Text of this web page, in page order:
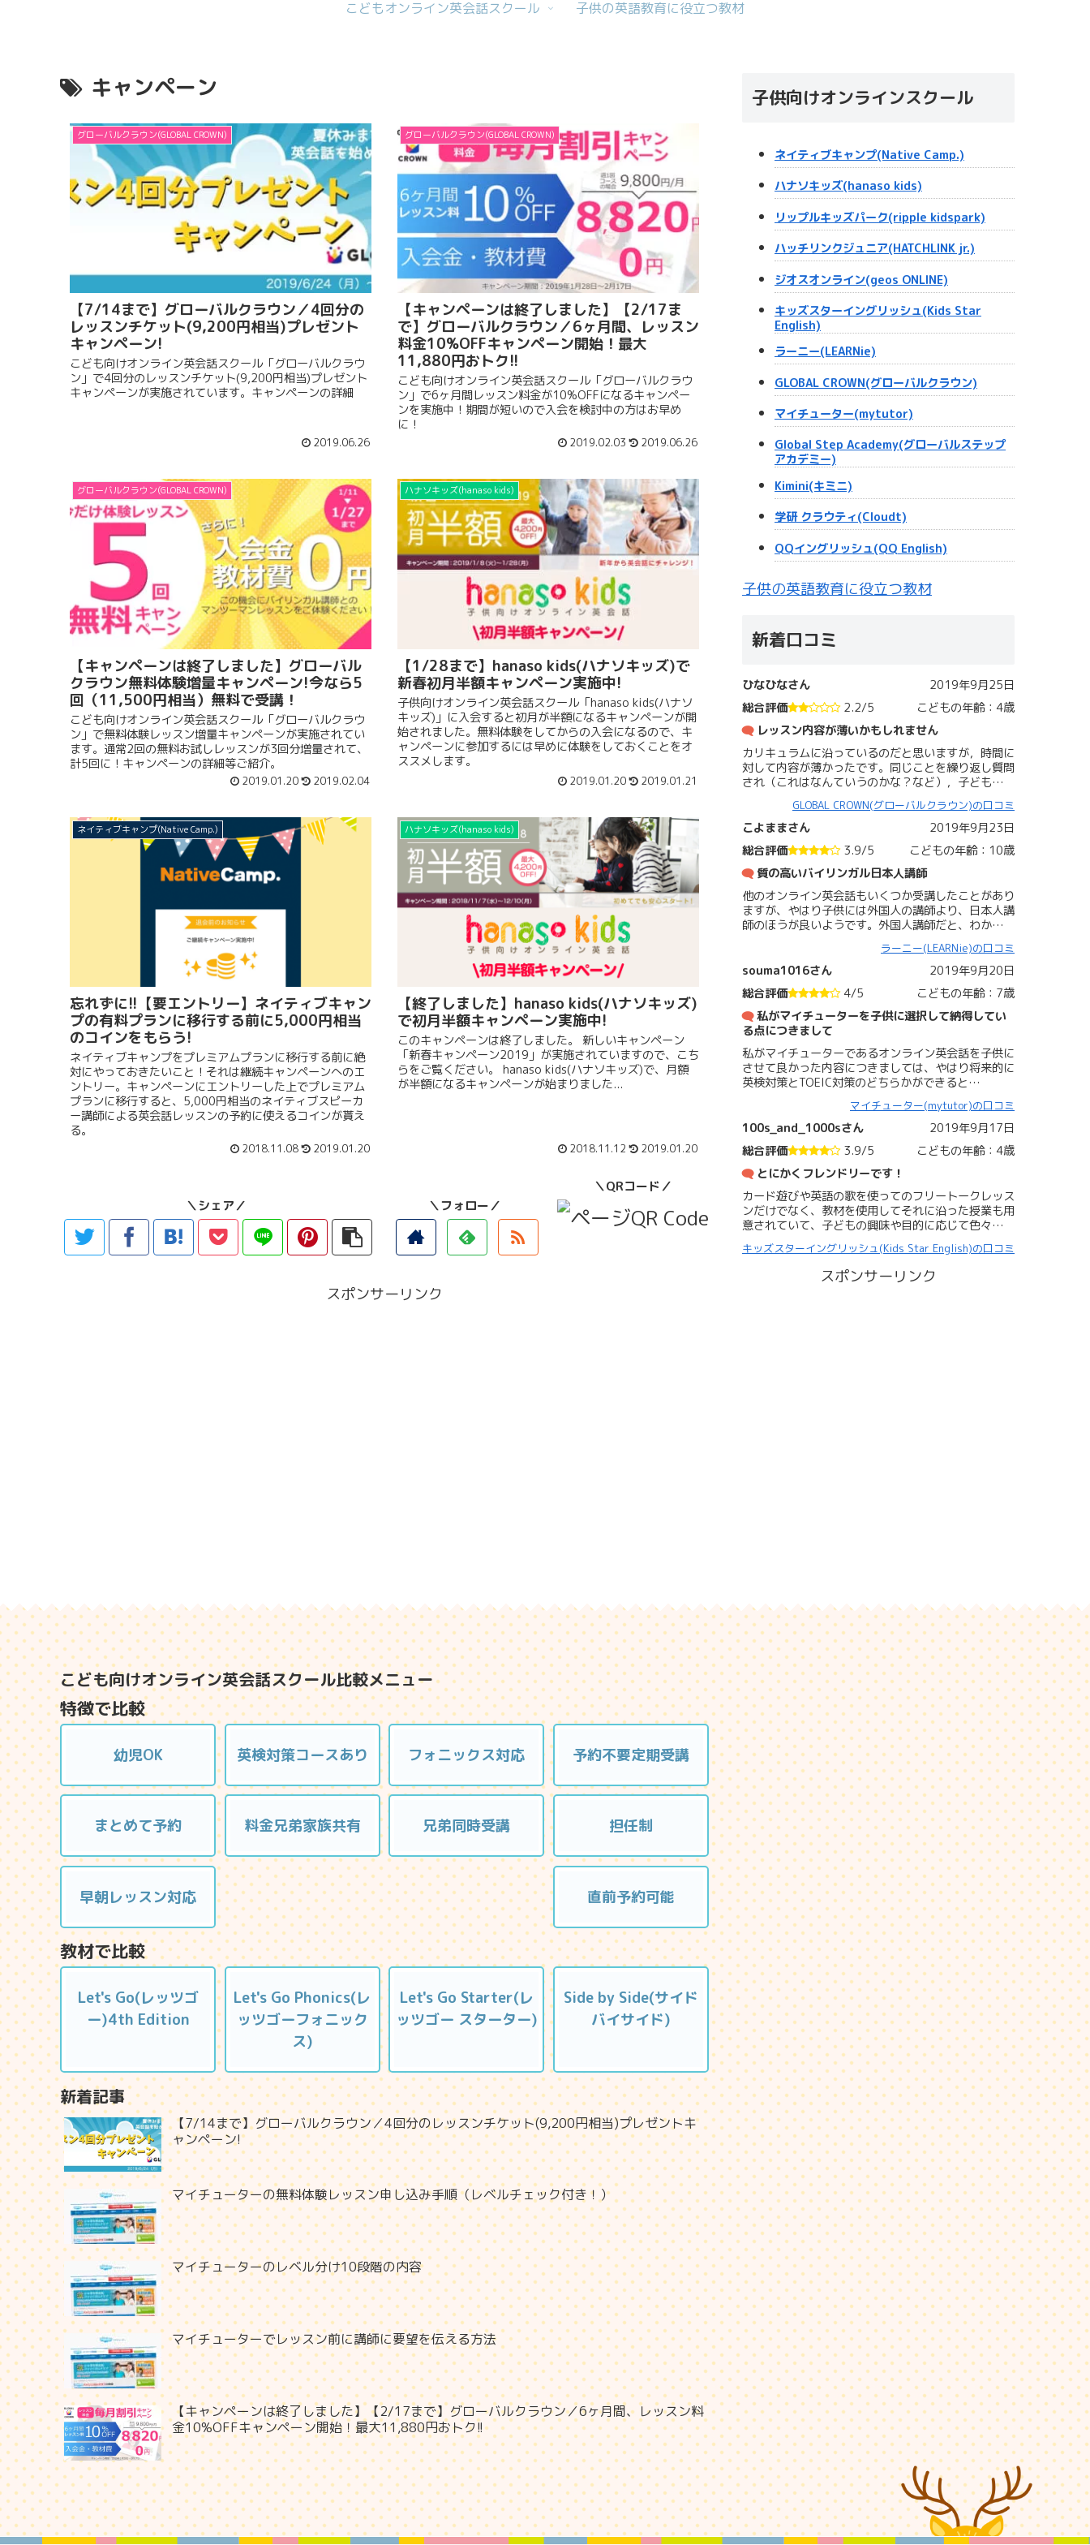
こどもオンライン英会話スクール 子供の英語教育に役立つ教材
キャンペーン
グローバルクラウン(GLOBAL CROWN)
【7/14まで】グローバルクラウン／4回分の
レッスンチケット(9,200円相当)プレゼント
キャンペーン!
こども向けオンライン英会話スクール「グローバルクラウ
ン」で4回分のレッスンチケット(9,200円相当)プレゼント
キャンペーンが実施されています。キャンペーンの詳細
2019.06.26
グローバルクラウン(GLOBAL CROWN)
【キャンペーンは終了しました】【2/17ま
で】グローバルクラウン／6ヶ月間、レッスン
料金10%OFFキャンペーン開始！最大
11,880円おトク!!
こども向けオンライン英会話スクール「グローバルクラウ
ン」で6ヶ月間レッスン料金が10%OFFになるキャンペー
ンを実施中！期間が短いので入会を検討中の方はお早め
に！
2019.02.03 2019.06.26
グローバルクラウン(GLOBAL CROWN)
【キャンペーンは終了しました】グローバル
クラウン無料体験増量キャンペーン!今なら5
回（11,500円相当）無料で受講！
こども向けオンライン英会話スクール「グローバルクラウ
ン」で無料体験レッスン増量キャンペーンが実施されてい
ます。通常2回の無料お試しレッスンが3回分増量されて、
計5回に！キャンペーンの詳細等ご紹介。
2019.01.20 2019.02.04
ハナソキッズ(hanaso kids)
【1/28まで】hanaso kids(ハナソキッズ)で
新春初月半額キャンペーン実施中!
子供向けオンライン英会話スクール「hanaso kids(ハナソ
キッズ)」に入会すると初月が半額になるキャンペーンが開
始されました。無料体験をしてからの入会になるので、キ
ャンペーンに参加するには早めに体験をしておくことをオ
ススメします。
2019.01.20 2019.01.21
ネイティブキャンプ(Native Camp.)
忘れずに!!【要エントリー】ネイティブキャン
プの有料プランに移行する前に5,000円相当
のコインをもらう!
ネイティブキャンプをプレミアムプランに移行する前に絶
対にやっておきたいこと！それは継続キャンペーンへのエ
ントリー。キャンペーンにエントリーした上でプレミアム
プランに移行すると、5,000円相当のネイティブスピーカ
ー講師による英会話レッスンの予約に使えるコインが貰え
る。
2018.11.08 2019.01.20
ハナソキッズ(hanaso kids)
【終了しました】hanaso kids(ハナソキッズ)
で初月半額キャンペーン実施中!
このキャンペーンは終了しました。 新しいキャンペーン
「新春キャンペーン2019」が実施されていますので、こち
らをご覧ください。 hanaso kids(ハナソキッズ)で、月額
が半額になるキャンペーンが始まりました...
2018.11.12 2019.01.20
＼シェア／ ＼フォロー／
＼QRコード／
スポンサーリンク
こども向けオンライン英会話スクール比較メニュー
特徴で比較
幼児OK 英検対策コースあり フォニックス対応 予約不要定期受講
まとめて予約 料金兄弟家族共有 兄弟同時受講 担任制
早朝レッスン対応 直前予約可能
教材で比較
Let's Go(レッツゴ
ー)4th Edition
Let's Go Phonics(レ
ッツゴーフォニック
ス)
Let's Go Starter(レ
ッツゴー スターター)
Side by Side(サイド
バイサイド)
新着記事
【7/14まで】グローバルクラウン／4回分のレッスンチケット(9,200円相当)プレゼントキ
ャンペーン!
マイチューターの無料体験レッスン申し込み手順（レベルチェック付き！）
マイチューターのレベル分け10段階の内容
マイチューターでレッスン前に講師に要望を伝える方法
【キャンペーンは終了しました】【2/17まで】グローバルクラウン／6ヶ月間、レッスン料
金10%OFFキャンペーン開始！最大11,880円おトク!!
子供向けオンラインスクール
ネイティブキャンプ(Native Camp.)
ハナソキッズ(hanaso kids)
リップルキッズパーク(ripple kidspark)
ハッチリンクジュニア(HATCHLINK jr.)
ジオスオンライン(geos ONLINE)
キッズスターイングリッシュ(Kids Star
English)
ラーニー(LEARNie)
GLOBAL CROWN(グローバルクラウン)
マイチューター(mytutor)
Global Step Academy(グローバルステップ
アカデミー)
Kimini(キミニ)
学研 クラウティ(Cloudt)
QQイングリッシュ(QQ English)
子供の英語教育に役立つ教材
新着口コミ
ひなひなさん
2019年9月25日
こどもの年齢：4歳
総合評価
2.2/5
レッスン内容が薄いかもしれません
カリキュラムに沿っているのだと思いますが，時間に
対して内容が薄かったです。同じことを繰り返し質問
され（これはなんていうのかな？など），子ども…
GLOBAL CROWN(グローバルクラウン)の口コミ
こよままさん
2019年9月23日
こどもの年齢：10歳
総合評価
3.9/5
質の高いバイリンガル日本人講師
他のオンライン英会話もいくつか受講したことがあり
ますが、やはり子供には外国人の講師より、日本人講
師のほうが良いようです。外国人講師だと、わか…
ラーニー(LEARNie)の口コミ
souma1016さん
2019年9月20日
こどもの年齢：7歳
総合評価
4/5
私がマイチューターを子供に選択して納得してい
る点につきまして
私がマイチューターであるオンライン英会話を子供に
させて良かった内容につきましては、やはり将来的に
英検対策とTOEIC対策のどちらかができると…
マイチューター(mytutor)の口コミ
100s_and_1000sさん
2019年9月17日
こどもの年齢：4歳
総合評価
3.9/5
とにかくフレンドリーです！
カード遊びや英語の歌を使ってのフリートークレッス
ンだけでなく、教材を使用してそれに沿った授業も用
意されていて、子どもの興味や目的に応じて色々…
キッズスターイングリッシュ(Kids Star English)の口コミ
スポンサーリンク